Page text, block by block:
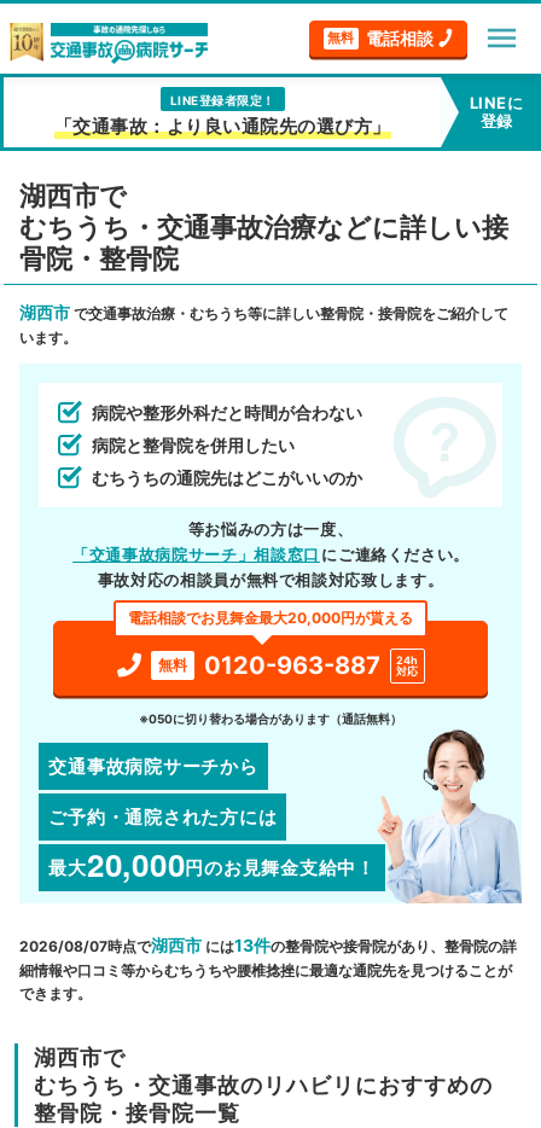
無料 電話相談 menu
LINE登録者限定！
「交通事故：より良い通院先の選び方」
LINEに
登録
湖西市で
むちうち・交通事故治療などに詳しい接
骨院・整骨院
湖西市 で交通事故治療・むちうち等に詳しい整骨院・接骨院をご紹介して
います。
病院や整形外科だと時間が合わない
病院と整骨院を併用したい
むちうちの通院先はどこがいいのか
等お悩みの方は一度、
「交通事故病院サーチ」相談窓口 にご連絡ください。
事故対応の相談員が無料で相談対応致します。
電話相談でお見舞金最大20,000円が貰える
無料 0120-963-887
24h
対応
※050に切り替わる場合があります（通話無料）
交通事故病院サーチから
ご予約・通院された方には
最大20,000円のお見舞金支給中！
2026/08/07時点で湖西市 には13件の整骨院や接骨院があり、整骨院の詳
細情報や口コミ等からむちうちや腰椎捻挫に最適な通院先を見つけることが
できます。
湖西市で
むちうち・交通事故のリハビリにおすすめの
整骨院・接骨院一覧